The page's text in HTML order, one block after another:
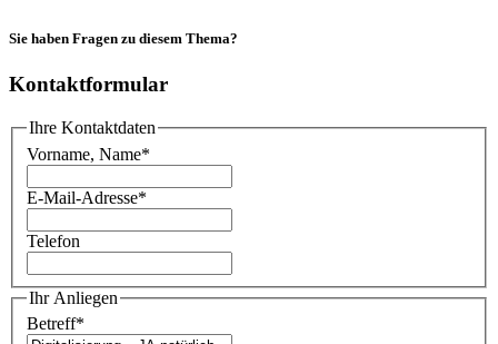
Sie haben Fragen zu diesem Thema?
Kontaktformular
Ihre Kontaktdaten
Vorname, Name*
E-Mail-Adresse*
Telefon
Ihr Anliegen
Betreff*